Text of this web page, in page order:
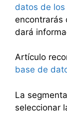
datos de los
encontrarás
dará
Artículo
base de
La
seleccionar